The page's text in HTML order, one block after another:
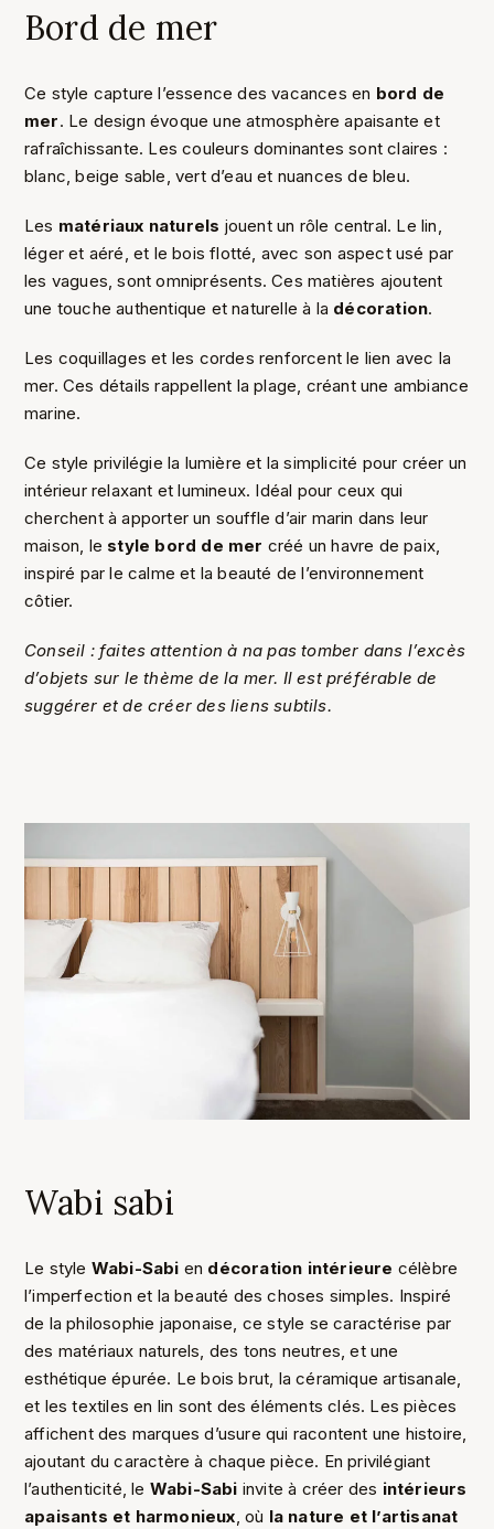
Bord de mer
Ce style capture l’essence des vacances en bord de
mer. Le design évoque une atmosphère apaisante et
rafraîchissante. Les couleurs dominantes sont claires :
blanc, beige sable, vert d’eau et nuances de bleu.
Les matériaux naturels jouent un rôle central. Le lin,
léger et aéré, et le bois flotté, avec son aspect usé par
les vagues, sont omniprésents. Ces matières ajoutent
une touche authentique et naturelle à la décoration.
Les coquillages et les cordes renforcent le lien avec la
mer. Ces détails rappellent la plage, créant une ambiance
marine.
Ce style privilégie la lumière et la simplicité pour créer un
intérieur relaxant et lumineux. Idéal pour ceux qui
cherchent à apporter un souffle d’air marin dans leur
maison, le style bord de mer créé un havre de paix,
inspiré par le calme et la beauté de l’environnement
côtier.
Conseil : faites attention à na pas tomber dans l’excès
d’objets sur le thème de la mer. Il est préférable de
suggérer et de créer des liens subtils.
Wabi sabi
Le style Wabi-Sabi en décoration intérieure célèbre
l’imperfection et la beauté des choses simples. Inspiré
de la philosophie japonaise, ce style se caractérise par
des matériaux naturels, des tons neutres, et une
esthétique épurée. Le bois brut, la céramique artisanale,
et les textiles en lin sont des éléments clés. Les pièces
affichent des marques d’usure qui racontent une histoire,
ajoutant du caractère à chaque pièce. En privilégiant
l’authenticité, le Wabi-Sabi invite à créer des intérieurs
apaisants et harmonieux, où la nature et l’artisanat